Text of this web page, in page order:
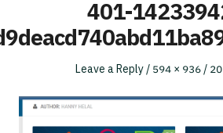
401-
Leave a Reply